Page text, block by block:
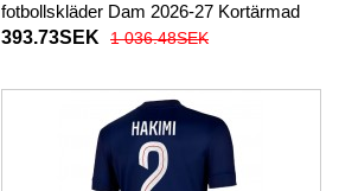
fotbollskläder Dam 2026-27 Kortärmad
393.73SEK
1 036.48SEK